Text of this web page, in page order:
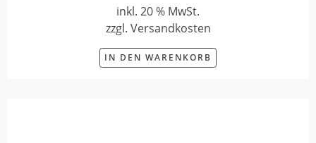
inkl. 20 % MwSt.
zzgl. Versandkosten
IN DEN WARENKORB